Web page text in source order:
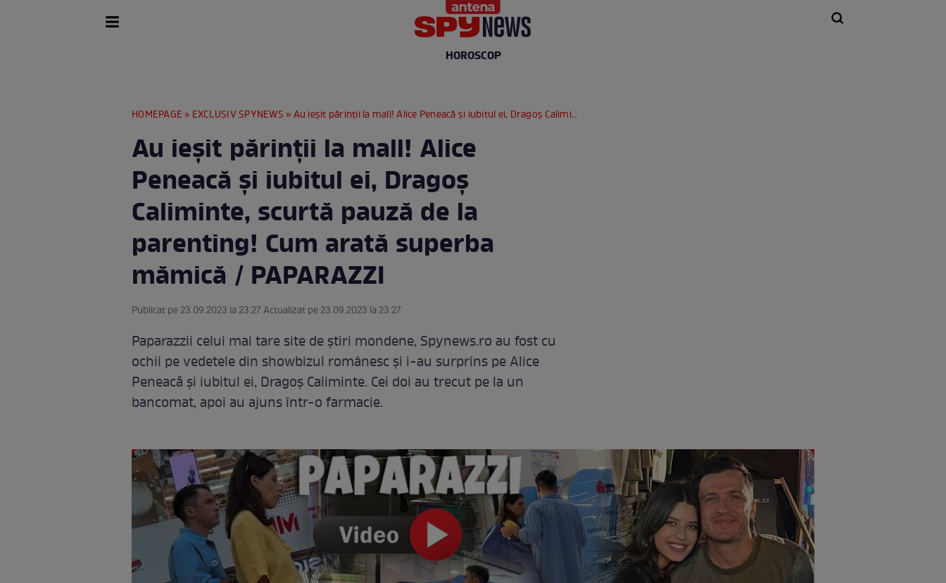
HOROSCOP
HOMEPAGE » EXCLUSIV SPYNEWS » Au ieșit părinții la mall! Alice Peneacă și iubitul ei, Dragoș Caliminte, scurtă pauză de la parenting! Cum arată superba mămică / PAPARAZZI
Au ieșit părinții la mall! Alice
Peneacă și iubitul ei, Dragoș
Caliminte, scurtă pauză de la
parenting! Cum arată superba
mămică / PAPARAZZI
Publicat pe 23.09.2023 la 23:27 Actualizat pe 23.09.2023 la 23:27
Paparazzii celui mai tare site de știri mondene, Spynews.ro au fost cu
ochii pe vedetele din showbizul românesc și i-au surprins pe Alice
Peneacă și iubitul ei, Dragoș Caliminte. Cei doi au trecut pe la un
bancomat, apoi au ajuns într-o farmacie.